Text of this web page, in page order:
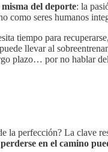
del deporte: la
como seres humanos
tiempo para
llevar al
plazo… por no hablar
la perfección? La clave
en el camino